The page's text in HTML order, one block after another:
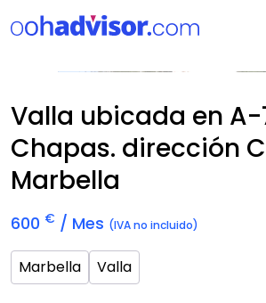
Disponible
Valla ubicada en A-
Chapas. dirección
Marbella
600 € / Mes (IVA no incluido)
Marbella Valla